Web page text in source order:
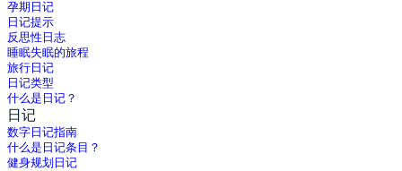
孕期日记
日记提示
反思性日志
睡眠失眠的旅程
旅行日记
日记类型
什么是日记？
日记
数字日记指南
什么是日记条目？
健身规划日记